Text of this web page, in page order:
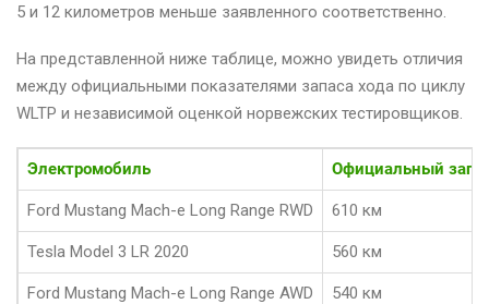
5 и 12 километров меньше заявленного соответственно.
На представленной ниже таблице, можно увидеть отличия
между официальными показателями запаса хода по циклу
WLTP и независимой оценкой норвежских тестировщиков.
Электромобиль Официальный
Ford Mustang Mach-e Long Range RWD 610 км
Tesla Model 3 LR 2020 560 км
Ford Mustang Mach-e Long Range AWD 540 км